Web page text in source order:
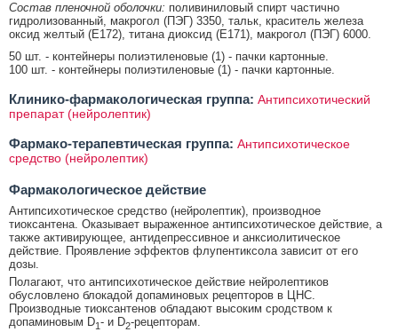
Состав пленочной оболочки: поливиниловый спирт частично
гидролизованный, макрогол (ПЭГ) 3350, тальк, краситель железа
оксид желтый (Е172), титана диоксид (Е171), макрогол (ПЭГ) 6000.
50 шт. - контейнеры полиэтиленовые (1) - пачки картонные.
100 шт. - контейнеры полиэтиленовые (1) - пачки картонные.
Клинико-фармакологическая группа: Антипсихотический
препарат (нейролептик)
Фармако-терапевтическая группа: Антипсихотическое
средство (нейролептик)
Фармакологическое действие
Антипсихотическое средство (нейролептик), производное
тиоксантена. Оказывает выраженное антипсихотическое действие, а
также активирующее, антидепрессивное и анксиолитическое
действие. Проявление эффектов флупентиксола зависит от его
дозы.
Полагают, что антипсихотическое действие нейролептиков
обусловлено блокадой допаминовых рецепторов в ЦНС.
Производные тиоксантенов обладают высоким сродством к
допаминовым D1- и D2-рецепторам.